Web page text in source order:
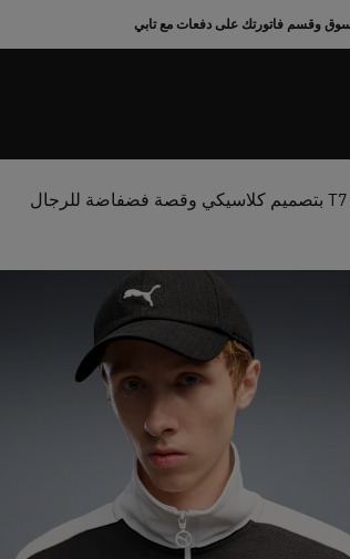
وقسم فاتورتك على دفعات مع تابي